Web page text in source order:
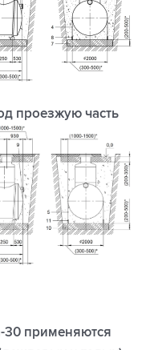
проезжую часть
30 применяются